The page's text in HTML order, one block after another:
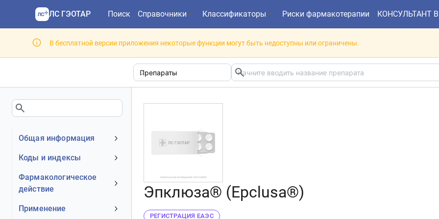
ЛС ГЭОТАР Поиск Справочники Классификаторы Риски фармакотерапии КОНСУЛЬТАНТ
В бесплатной версии приложения некоторые функции могут быть недоступны или ограничены.
Общая информация
Устаревшее наименование
Номер регистрационного
удостоверения РФ
Действующее вещество
Коды и индексы
АТХ код
МКБ-10 код
Фармакологическое
действие
Механизм действия
Применение
Эпклюза® (Epclusa®)
РЕГИСТРАЦИЯ ЕАЭС